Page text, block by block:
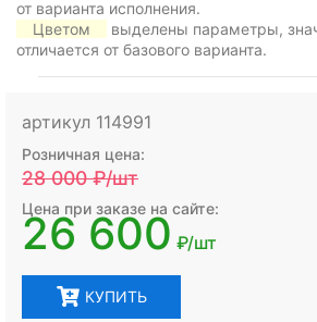
от варианта исполнения.
Цветом
выделены параметры,
отличается от базового варианта.
артикул 114991
Розничная цена:
28 000₽/шт
Цена при заказе на сайте:
26 600 ₽/шт
КУПИТЬ